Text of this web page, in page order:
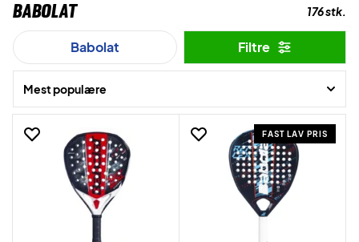
Babolat 176 stk.
Babolat Filtre
Mest populære
FAST LAV PRIS